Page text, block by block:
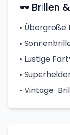
🕶️ Brillen
• Übergroße
•
• Lustige
•
• Vintage-